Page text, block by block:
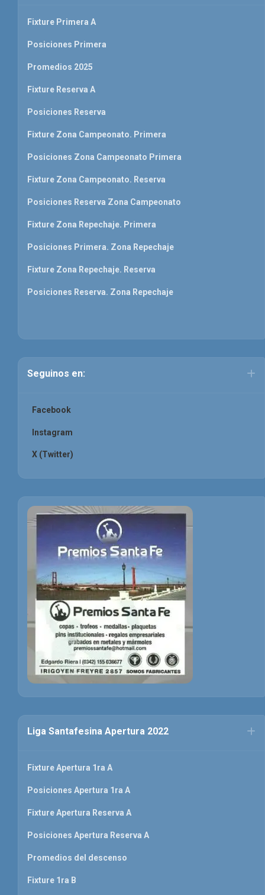
Fixture Primera A
Posiciones Primera
Promedios 2025
Fixture Reserva A
Posiciones Reserva
Fixture Zona Campeonato. Primera
Posiciones Zona Campeonato Primera
Fixture Zona Campeonato. Reserva
Posiciones Reserva Zona Campeonato
Fixture Zona Repechaje. Primera
Posiciones Primera. Zona Repechaje
Fixture Zona Repechaje. Reserva
Posiciones Reserva. Zona Repechaje
Seguinos en:
Facebook
Instagram
X (Twitter)
Liga Santafesina Apertura 2022
Fixture Apertura 1ra A
Posiciones Apertura 1ra A
Fixture Apertura Reserva A
Posiciones Apertura Reserva A
Promedios del descenso
Fixture 1ra B